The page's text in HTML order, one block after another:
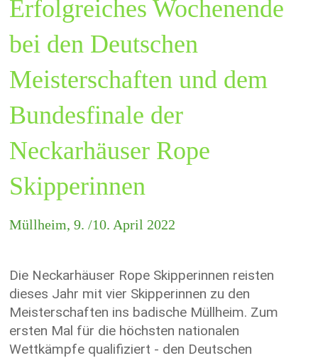
Erfolgreiches Wochenende
bei den Deutschen
Meisterschaften und dem
Bundesfinale der
Neckarhäuser Rope
Skipperinnen
Müllheim, 9. /10. April 2022
Die Neckarhäuser Rope Skipperinnen reisten
dieses Jahr mit vier Skipperinnen zu den
Meisterschaften ins badische Müllheim. Zum
ersten Mal für die höchsten nationalen
Wettkämpfe qualifiziert - den Deutschen